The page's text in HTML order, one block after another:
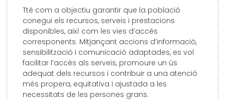
Tté com a objectiu garantir que la població
conegui els recursos, serveis i prestacions
disponibles, així com les vies d’accés
corresponents. Mitjançant accions d’informació,
sensibilització i comunicació adaptades, es vol
facilitar l’accés als serveis, promoure un ús
adequat dels recursos i contribuir a una atenció
més propera, equitativa i ajustada a les
necessitats de les persones grans.